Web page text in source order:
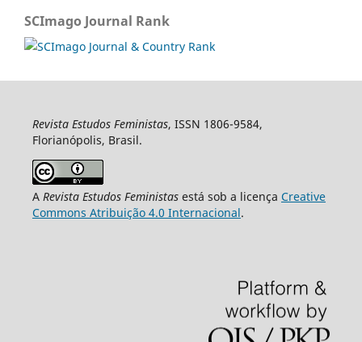
SCImago Journal Rank
Revista Estudos Feministas, ISSN 1806-9584,
Florianópolis, Brasil.
A Revista Estudos Feministasestá sob a licença Creative
Commons Atribuição 4.0 Internacional.